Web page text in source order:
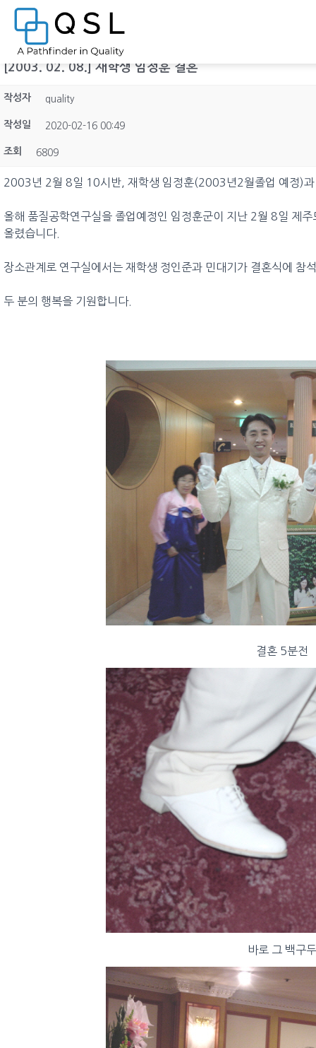
[2003. 02. 08.] 재학생 임정훈 결혼
작성자 quality
작성일 2020-02-16 00:49
조회 6809
2003년 2월 8일 10시반, 재학생 임정훈(2003년2월졸업 예정)과
올해 품질공학연구실을 졸업예정인 임정훈군이 지난 2월 8일 제
올렸습니다.
장소관계로 연구실에서는 재학생 정인준과 민대기가 결혼식에 참
두 분의 행복을 기원합니다.
결혼 5분전
바로 그 백구두